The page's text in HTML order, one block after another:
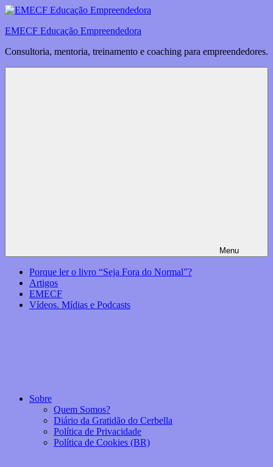
Saltar
o
EMECF Educação Empreendedora
Consultoria, mentoria, treinamento e coaching para empreendedores.
Menu
Porque ler o livro “Seja Fora do Normal”?
Artigos
EMECF
Vídeos. Mídias e Podcasts
Sobre
Quem Somos?
Diário da Gratidão do Cerbella
Política de Privacidade
Política de Cookies (BR)